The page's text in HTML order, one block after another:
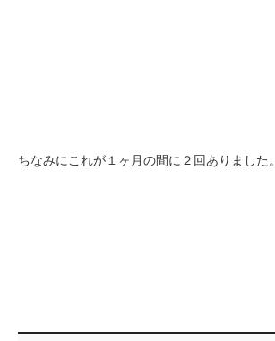
ちなみにこれが１ヶ月の間に２回ありました。